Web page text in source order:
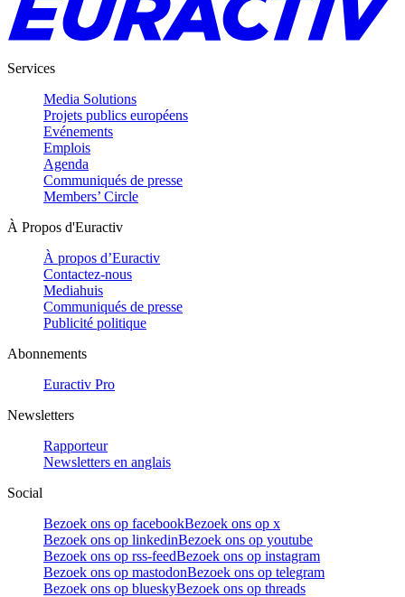
Services
Media Solutions
Projets publics européens
Evénements
Emplois
Agenda
Communiqués de presse
Members’ Circle
À Propos d'Euractiv
À propos d’Euractiv
Contactez-nous
Mediahuis
Communiqués de presse
Publicité politique
Abonnements
Euractiv Pro
Newsletters
Rapporteur
Newsletters en anglais
Social
Bezoek ons op facebookBezoek ons op x
Bezoek ons op linkedinBezoek ons op youtube
Bezoek ons op rss-feedBezoek ons op instagram
Bezoek ons op mastodonBezoek ons op telegram
Bezoek ons op blueskyBezoek ons op threads